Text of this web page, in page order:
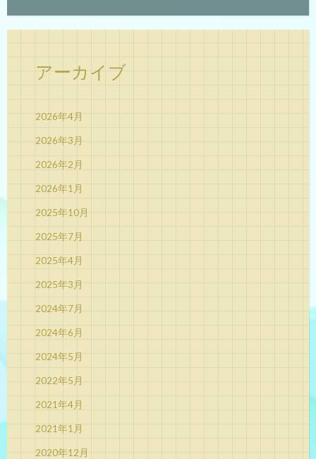
アーカイブ
2026年4月
2026年3月
2026年2月
2026年1月
2025年10月
2025年7月
2025年4月
2025年3月
2024年7月
2024年6月
2024年5月
2022年5月
2021年4月
2021年1月
2020年12月